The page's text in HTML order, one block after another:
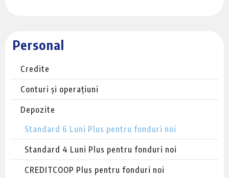
Personal
Credite
Conturi și operațiuni
Depozite
Standard 6 Luni Plus pentru fonduri noi
Standard 4 Luni Plus pentru fonduri noi
CREDITCOOP Plus pentru fonduri noi